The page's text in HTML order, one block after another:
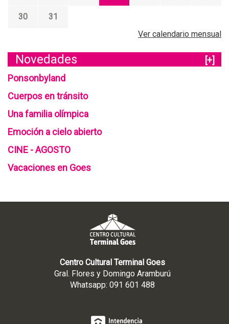
30
31
Ver calendario mensual
Novedades
[+]
Ponsonbyland
Cuerpos en tránsito
Una familia olímpica
Emoción a cielo abierto
CINE - AGOSTO
Vacaciones en Goes
Centro Cultural Terminal Goes
Gral. Flores y Domingo Aramburú
Whatsapp: 091 601 488